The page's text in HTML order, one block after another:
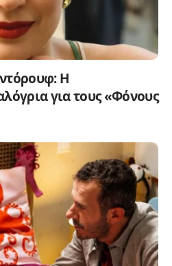
Η
για τους «Φόνους